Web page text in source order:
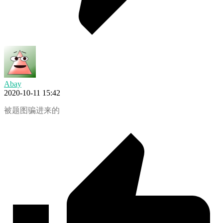
Abay
2020-10-11 15:42
被题图骗进来的